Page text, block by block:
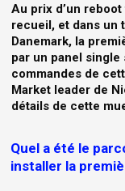
Au prix d’un
recueil, et dans un
Danemark, la
par un panel
commandes de
Market leader de
détails de cette
Quel a été le
installer la